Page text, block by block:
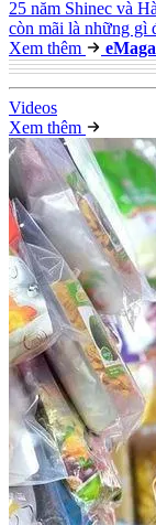
25 năm Shinec và
còn mãi là những gì
Xem thêm
e
Videos
Xem thêm